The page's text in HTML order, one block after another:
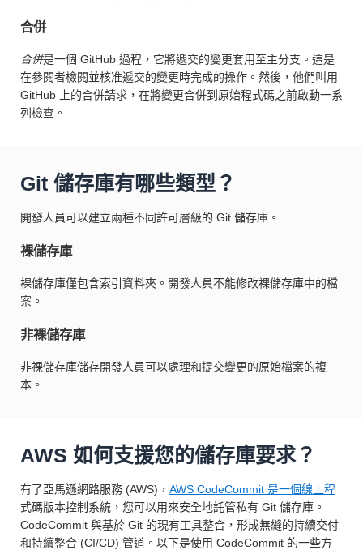
合併
合併是一個 GitHub 過程，它將遞交的變更套用至主分支。這是
在參閱者檢閱並核准遞交的變更時完成的操作。然後，他們叫用
GitHub 上的合併請求，在將變更合併到原始程式碼之前啟動一系
列檢查。
Git 儲存庫有哪些類型？
開發人員可以建立兩種不同許可層級的 Git 儲存庫。
裸儲存庫
裸儲存庫僅包含索引資料夾。開發人員不能修改裸儲存庫中的檔
案。
非裸儲存庫
非裸儲存庫儲存開發人員可以處理和提交變更的原始檔案的複
本。
AWS 如何支援您的儲存庫要求？
有了亞馬遜網路服務 (AWS)， AWS CodeCommit 是一個線上程
式碼版本控制系統，您可以用來安全地託管私有 Git 儲存庫。
CodeCommit 與基於 Git 的現有工具整合，形成無縫的持續交付
和持續整合 (CI/CD) 管道。以下是使用 CodeCommit 的一些方